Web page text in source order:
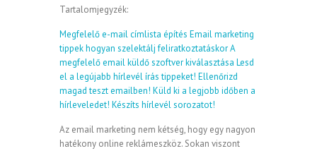
Tartalomjegyzék:
Megfelelő e-mail címlista építés Email marketing
tippek hogyan szelektálj feliratkoztatáskorA
megfelelő email küldő szoftver kiválasztása Lesd
el a legújabb hírlevél írás tippeket! Ellenőrizd
magad teszt emailben! Küld ki a legjobb időben a
hírleveledet! Készíts hírlevél sorozatot!
Az email marketing nem kétség, hogy egy nagyon
hatékony online reklámeszköz. Sokan viszont